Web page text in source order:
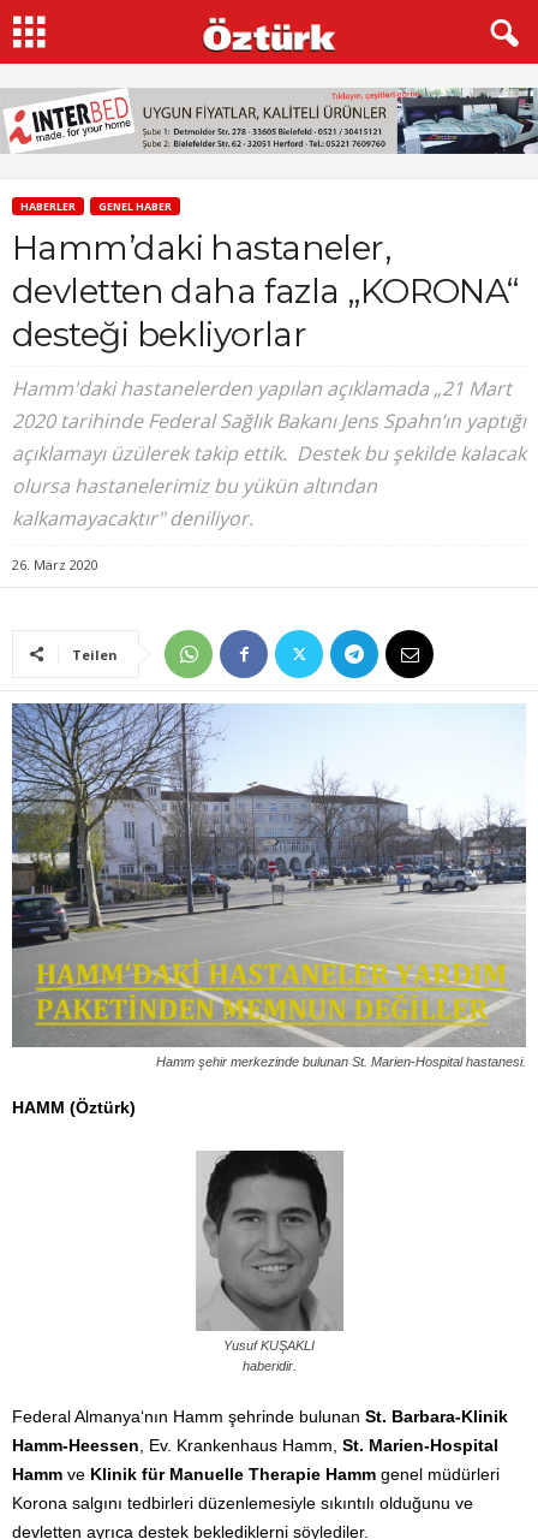
HABERLER GENEL HABER
Hamm’daki hastaneler,
devletten daha fazla „KORONA“
desteği bekliyorlar
Hamm'daki hastanelerden yapılan açıklamada „21 Mart
2020 tarihinde Federal Sağlık Bakanı Jens Spahn’ın yaptığı
açıklamayı üzülerek takip ettik. Destek bu şekilde kalacak
olursa hastanelerimiz bu yükün altından
kalkamayacaktır" deniliyor.
26. März 2020
Teilen
Hamm şehir merkezinde bulunan St. Marien-Hospital hastanesi.
HAMM (Öztürk)
Yusuf KUŞAKLI
haberidir.
Federal Almanya‘nın Hamm şehrinde bulunan St. Barbara-Klinik
Hamm-Heessen , Ev. Krankenhaus Hamm, St. Marien-Hospital
Hamm ve Klinik für Manuelle Therapie Hamm genel müdürleri
Korona salgını tedbirleri düzenlemesiyle sıkıntılı olduğunu ve
devletten ayrıca destek beklediklerni söylediler.